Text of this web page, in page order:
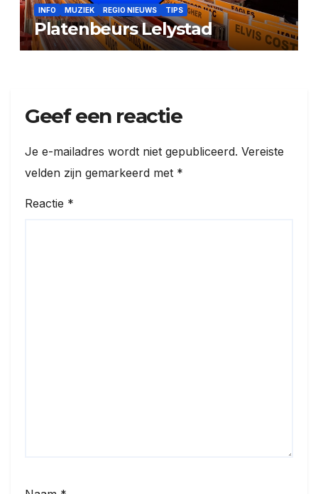
INFO MUZIEK REGIO NIEUWS TIPS
Platenbeurs Lelystad
Geef een reactie
Je e-mailadres wordt niet gepubliceerd. Vereiste
velden zijn gemarkeerd met *
Reactie *